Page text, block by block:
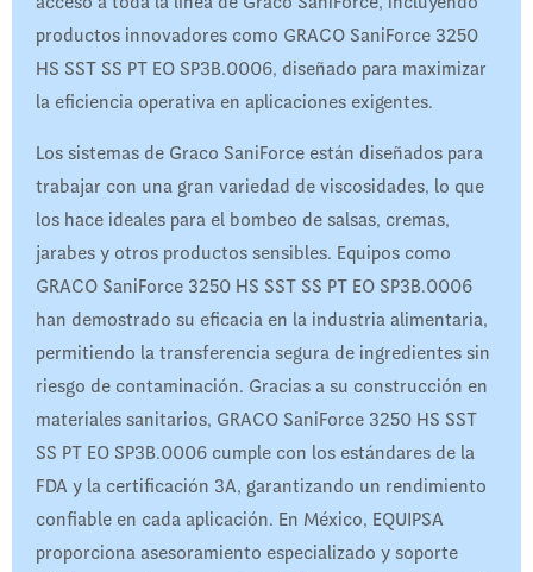
productos innovadores como GRACO SaniForce 3250
HS SST SS PT EO SP3B.0006, diseñado para maximizar
la eficiencia operativa en aplicaciones exigentes.
Los sistemas de Graco SaniForce están diseñados para
trabajar con una gran variedad de viscosidades, lo que
los hace ideales para el bombeo de salsas, cremas,
jarabes y otros productos sensibles. Equipos como
GRACO SaniForce 3250 HS SST SS PT EO SP3B.0006
han demostrado su eficacia en la industria alimentaria,
permitiendo la transferencia segura de ingredientes sin
riesgo de contaminación. Gracias a su construcción en
materiales sanitarios, GRACO SaniForce 3250 HS SST
SS PT EO SP3B.0006 cumple con los estándares de la
FDA y la certificación 3A, garantizando un rendimiento
confiable en cada aplicación. En México, EQUIPSA
proporciona asesoramiento especializado y soporte